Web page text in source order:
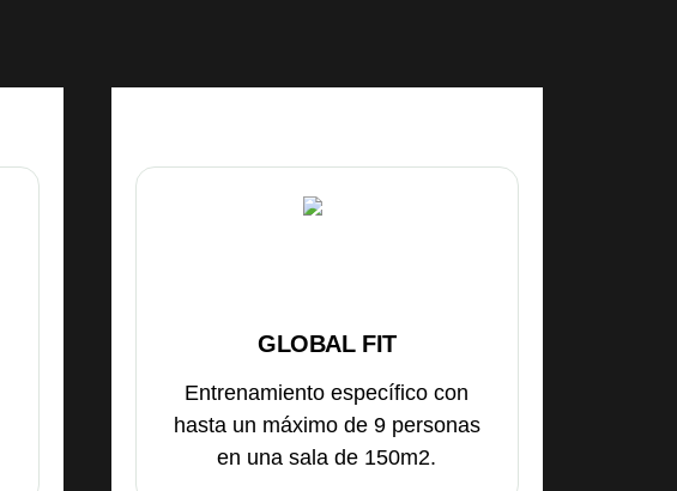
GLOBAL FIT
Entrenamiento específico con
hasta un máximo de 9 personas
en una sala de 150m2.